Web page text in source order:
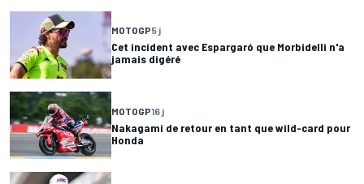
MOTOGP5 j
Cet incident avec Espargaró que Morbidelli n'a
jamais digéré
MOTOGP16 j
Nakagami de retour en tant que wild-card pour
Honda